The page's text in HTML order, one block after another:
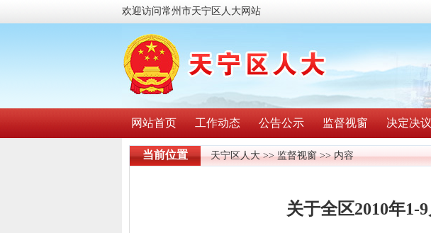
欢迎访问常州市天宁区人大网站
网站首页 工作动态 公告公示 监督视窗 决定决议
当前位置 天宁区人大>>监督视窗>> 内容
关于全区2010年1-